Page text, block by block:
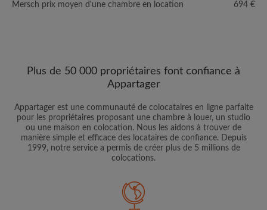
Mersch prix moyen d'une chambre en location 694 €
Plus de 50 000 propriétaires font confiance à
Appartager
Appartager est une communauté de colocataires en ligne parfaite
pour les propriétaires proposant une chambre à louer, un studio
ou une maison en colocation. Nous les aidons à trouver de
manière simple et efficace des locataires de confiance. Depuis
1999, notre service a permis de créer plus de 5 millions de
colocations.